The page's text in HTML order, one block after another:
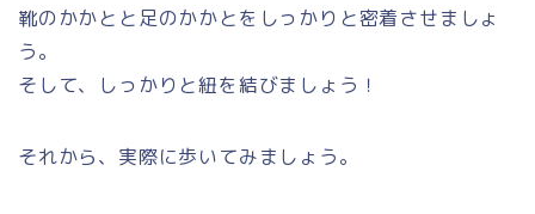
靴のかかとと足のかかとをしっかりと密着させましょ
う。
そして、しっかりと紐を結びましょう！
それから、実際に歩いてみましょう。